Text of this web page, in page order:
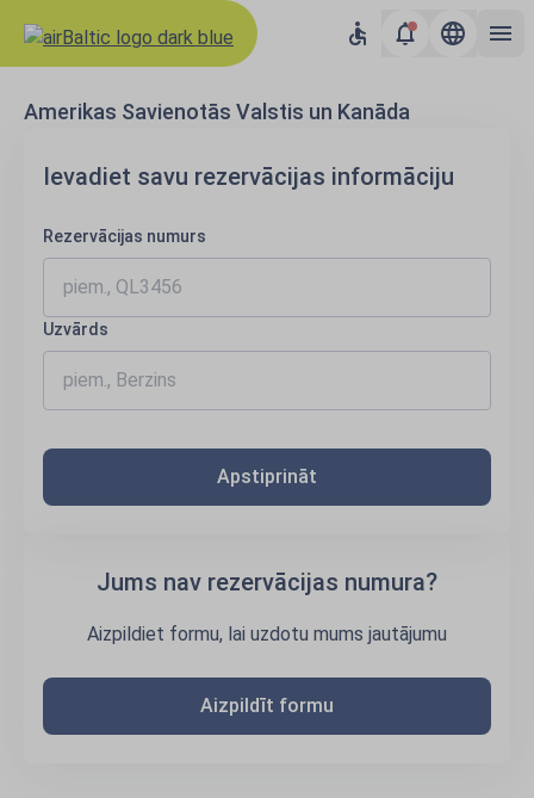
Amerikas Savienotās Valstis un Kanāda
Ievadiet savu rezervācijas informāciju
Rezervācijas numurs
Uzvārds
Apstiprināt
Jums nav rezervācijas numura?
Aizpildiet formu, lai uzdotu mums jautājumu
Aizpildīt formu